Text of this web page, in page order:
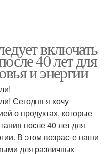
включать
40 лет для
и энергии
Сегодня я хочу
о продуктах, которые
после 40 лет для
В этом возрасте наши
для различных